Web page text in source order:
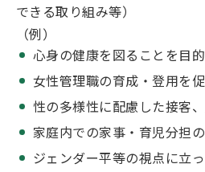
できる取り組み等）
（例）
心身の健康を図ることを目
女性管理職の育成・登用を
性の多様性に配慮した接客
家庭内での家事・育児分担
ジェンダー平等の視点に立